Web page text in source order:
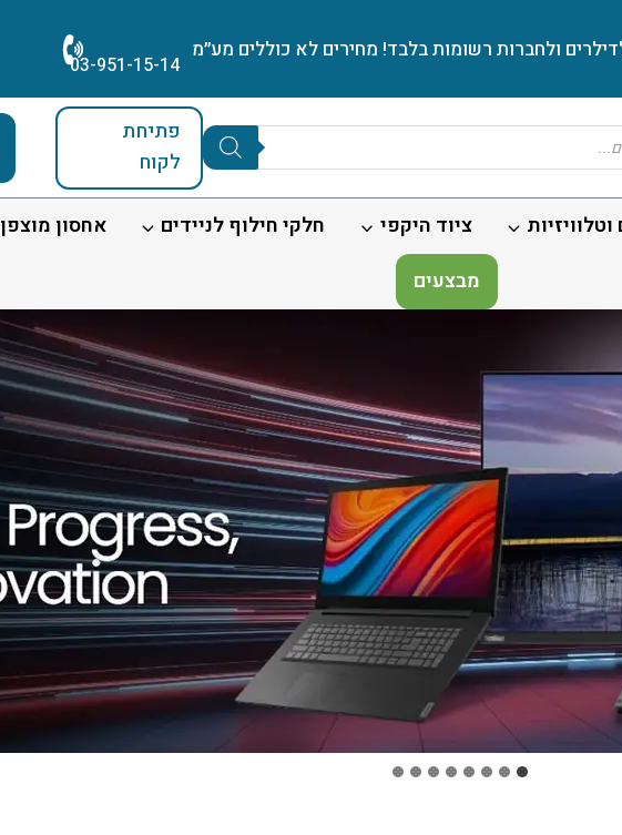
ולחברות רשומות בלבד! מחירים לא כוללים מע׳׳מ
03-951-15-14
פתיחת
לקוח
ציוד היקפי חלקי חילוף לניידים אחסון מוצפן
מבצעים